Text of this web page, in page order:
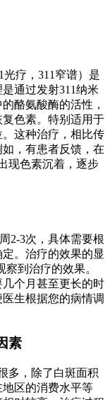
光疗，311窄谱）是
通过发射311纳米
酪氨酸酶的活性，
色素。特别适用于
这种治疗，相比传
，有患者反馈，在
现色素沉着，逐步
2-3次，具体需要根
。治疗的效果的显
到治疗的效果。
个月甚至更长的时
生根据您的病情调
素
多，除了白斑面积
区的消费水平等